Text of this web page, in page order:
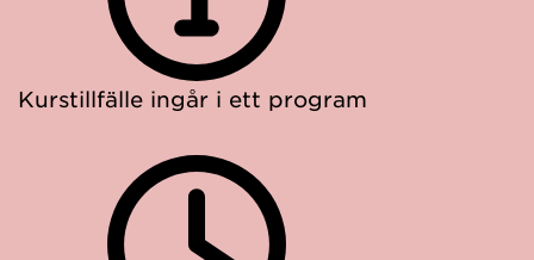
Kurstillfälle ingår i ett program